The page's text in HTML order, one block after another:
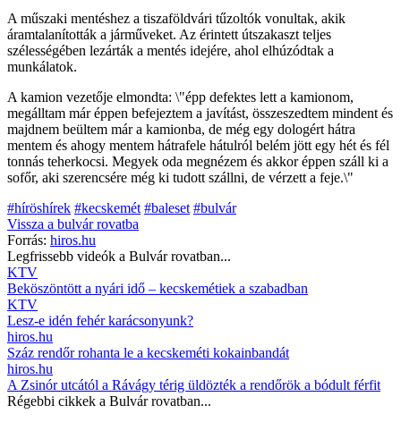
A műszaki mentéshez a tiszaföldvári tűzoltók vonultak, akik
áramtalanították a járműveket. Az érintett útszakaszt teljes
szélességében lezárták a mentés idejére, ahol elhúzódtak a
munkálatok.
A kamion vezetője elmondta: \"épp defektes lett a kamionom,
megálltam már éppen befejeztem a javítást, összeszedtem mindent és
majdnem beültem már a kamionba, de még egy dologért hátra
mentem és ahogy mentem hátrafele hátulról belém jött egy hét és fél
tonnás teherkocsi. Megyek oda megnézem és akkor éppen száll ki a
sofőr, aki szerencsére még ki tudott szállni, de vérzett a feje.\"
#híröshírek #kecskemét #baleset #bulvár
Vissza a bulvárrovatba
Forrás: hiros.hu
Legfrissebb videók a Bulvárrovatban...
KTV
Beköszöntött a nyári idő – kecskemétiek a szabadban
KTV
Lesz-e idén fehér karácsonyunk?
hiros.hu
Száz rendőr rohanta le a kecskeméti kokainbandát
hiros.hu
A Zsinór utcától a Rávágy térig üldözték a rendőrök a bódult férfit
Régebbi cikkek a Bulvárrovatban...